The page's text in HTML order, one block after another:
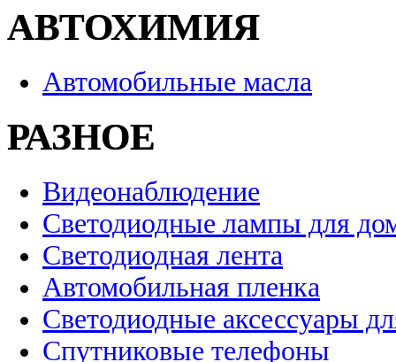
АВТОХИМИЯ
Автомобильные масла
РАЗНОЕ
Видеонаблюдение
Светодиодные лампы для
Светодиодная лента
Автомобильная пленка
Светодиодные аксессуары
Спутниковые телефоны